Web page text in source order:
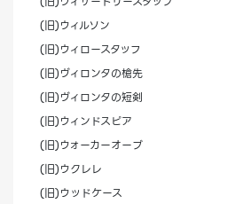
(旧)ウィルソン
(旧)ウィロースタッフ
(旧)ヴィロンタの槍先
(旧)ヴィロンタの短剣
(旧)ウィンドスピア
(旧)ウォーカーオーブ
(旧)ウクレレ
(旧)ウッドケース